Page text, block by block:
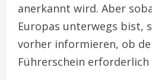
anerkannt wird. Aber
Europas unterwegs bist,
vorher informieren, ob
Führerschein erforderlich